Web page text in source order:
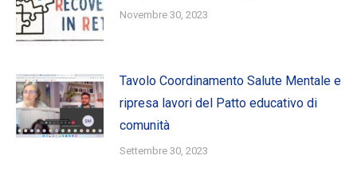
Novembre 30, 2023
Tavolo Coordinamento Salute Mentale e
ripresa lavori del Patto educativo di
comunità
Settembre 30, 2023